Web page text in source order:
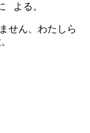
よる。
ん、わたしら